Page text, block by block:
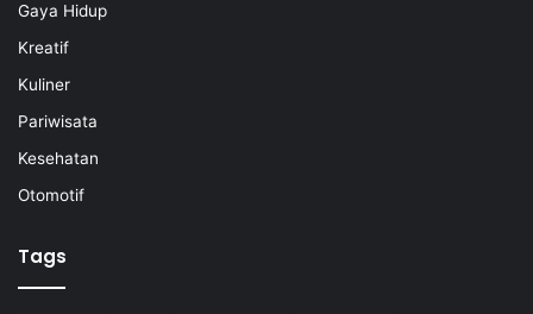
Gaya Hidup
Kreatif
Kuliner
Pariwisata
Kesehatan
Otomotif
Tags